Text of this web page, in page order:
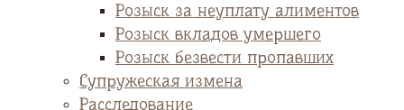
Розыск за неуплату алиментов
Розыск вкладов умершего
Розыск безвести пропавших
Супружеская измена
Расследование